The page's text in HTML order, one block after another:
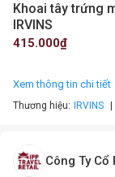
Khoai tây trứng
IRVINS
415.000₫
Xem thông tin chi tiết
Thương hiệu: IRVINS
Công Ty